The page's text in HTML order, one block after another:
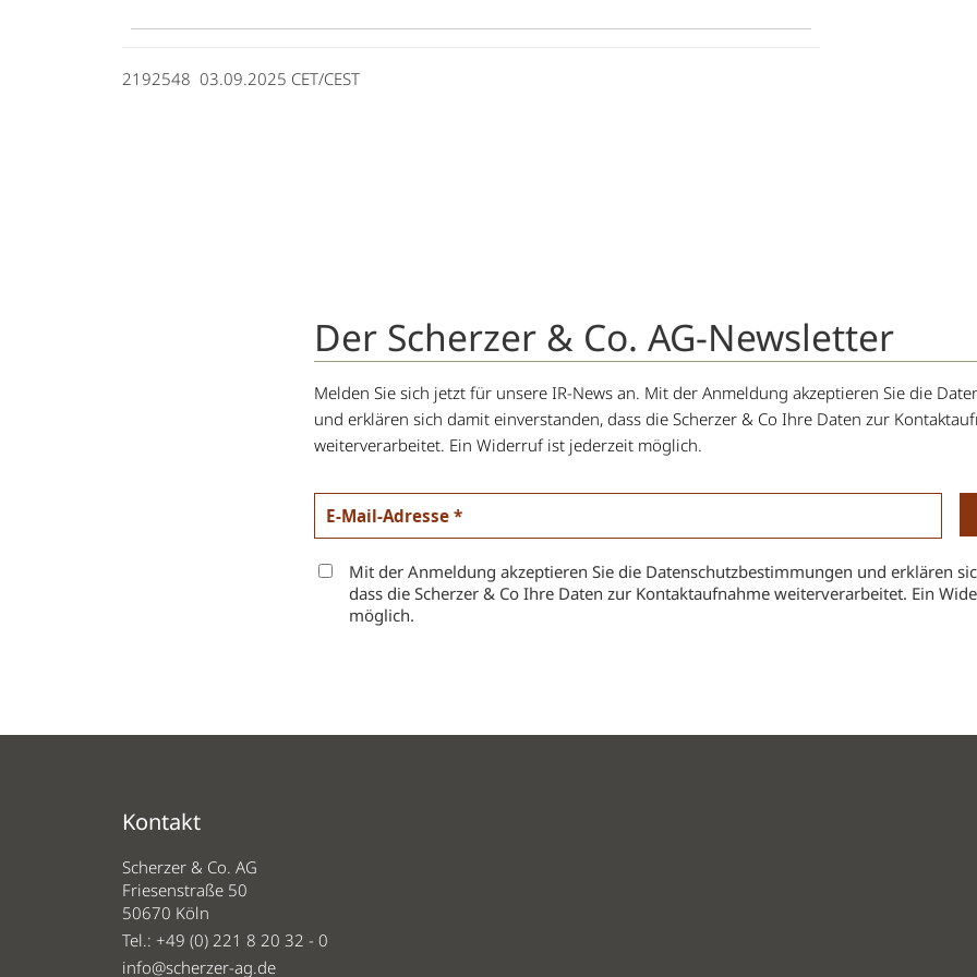
2192548 03.09.2025 CET/CEST
Der Scherzer & Co. AG-Newsletter
Melden Sie sich jetzt für unsere IR-News an. Mit der Anmeldung akzeptieren Sie die
und erklären sich damit einverstanden, dass die Scherzer & Co Ihre Daten zur
weiterverarbeitet. Ein Widerruf ist jederzeit möglich.
Mit der Anmeldung akzeptieren Sie die Datenschutzbestimmungen und erklären
dass die Scherzer & Co Ihre Daten zur Kontaktaufnahme weiterverarbeitet. Ein
möglich.
Kontakt
Scherzer & Co. AG
Friesenstraße 50
50670 Köln
Tel.: +49 (0) 221 8 20 32 - 0
info@scherzer-ag.de